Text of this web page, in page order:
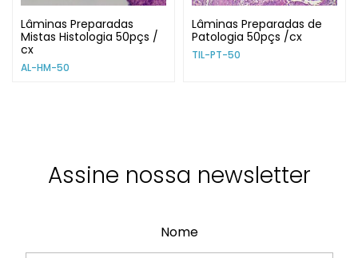
Lâminas Preparadas
Mistas Histologia 50pçs /
cx
AL-HM-50
Lâminas Preparadas de
Patologia 50pçs /cx
TIL-PT-50
Assine nossa newsletter
Nome